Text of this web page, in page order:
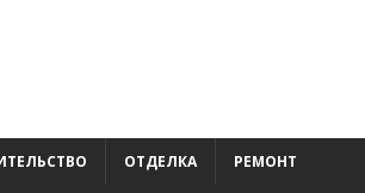
ОТДЕЛКА РЕМОНТ